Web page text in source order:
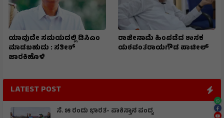
ಯಾವುದೇ ಸಮಯದಲ್ಲಿ ಡಿಸಿಎಂ
ಮಾಡಬಹುದು : ಸತೀಶ್
ಜಾರಕಿಹೊಳಿ
ರಾಜೀನಾಮೆ ಹಿಂಪಡೆದ ಶಾಸಕ
ಯಶವಂತರಾಯಗೌಡ ಪಾಟೀಲ್
LATEST POST
ಸೆ. ೫ ರಂದು ಭಾರತ- ಪಾಕಿಸ್ತಾನ ಪಂದ್ಯ